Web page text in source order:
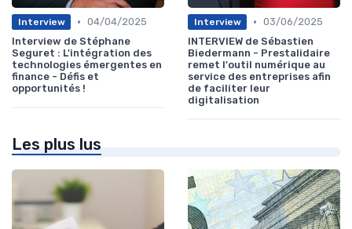
Interview • 04/04/2025
Interview de Stéphane
Seguret : L'intégration des
technologies émergentes en
finance - Défis et
opportunités !
Interview • 03/06/2025
INTERVIEW de Sébastien
Biedermann - Prestalidaire
remet l'outil numérique au
service des entreprises afin
de faciliter leur
digitalisation
Les plus lus